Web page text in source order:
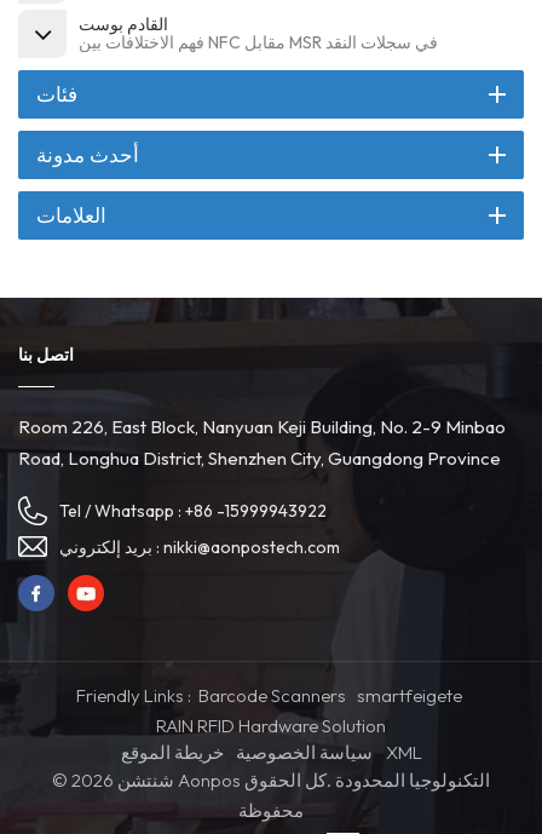
القادم بوست
فهم الاختلافات بين NFC مقابل MSR في سجلات النقد
فئات
أحدث مدونة
العلامات
اتصل بنا
Room 226, East Block, Nanyuan Keji Building, No. 2-9 Minbao
Road, Longhua District, Shenzhen City, Guangdong Province
Tel / Whatsapp : +86 -15999943922
بريد إلكتروني : nikki@aonpostech.com
Friendly Links : Barcode Scanners smartfeigete
RAIN RFID Hardware Solution
خريطة الموقع
سياسة الخصوصية
XML
© 2026 شنتشن Aonpos التكنولوجيا المحدودة .كل الحقوق
محفوظة